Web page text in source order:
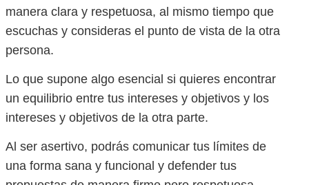
manera clara y respetuosa, al mismo tiempo que
escuchas y consideras el punto de vista de la otra
persona.
Lo que supone algo esencial si quieres encontrar
un equilibrio entre tus intereses y objetivos y los
intereses y objetivos de la otra parte.
Al ser asertivo, podrás comunicar tus límites de
una forma sana y funcional y defender tus